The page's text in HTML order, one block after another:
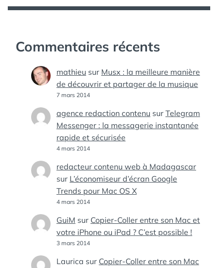
Commentaires récents
mathieu sur Musx : la meilleure manière
de découvrir et partager de la musique
7 mars 2014
agence redaction contenu sur Telegram
Messenger : la messagerie instantanée
rapide et sécurisée
4 mars 2014
redacteur contenu web à Madagascar
sur L’économiseur d’écran Google
Trends pour Mac OS X
4 mars 2014
GuiM sur Copier-Coller entre son Mac et
votre iPhone ou iPad ? C’est possible !
3 mars 2014
Laurica sur Copier-Coller entre son Mac